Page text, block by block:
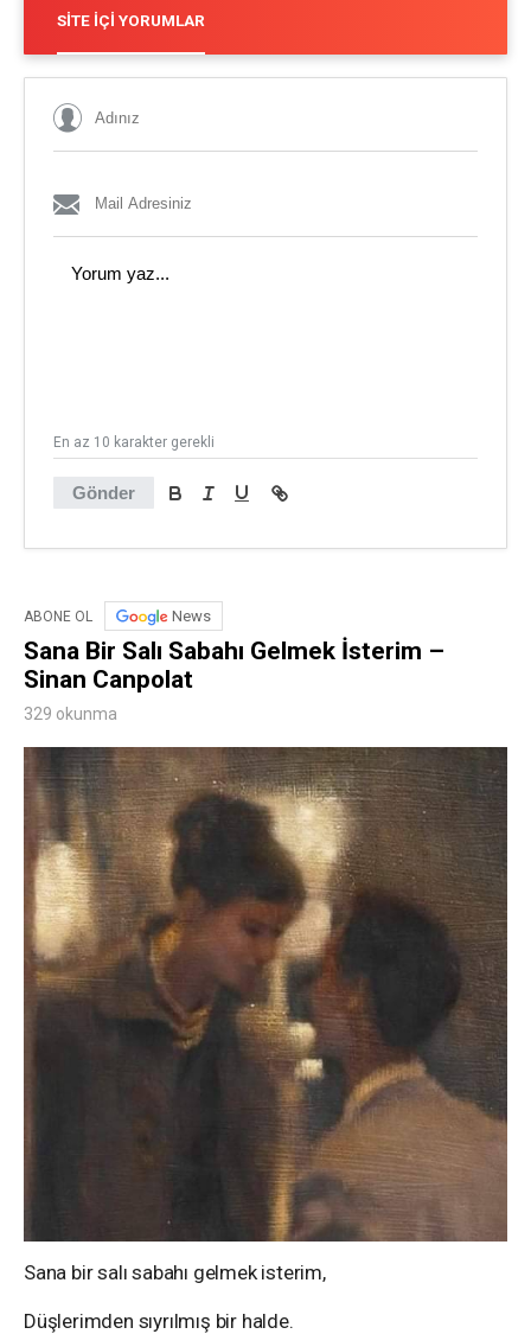
SITE İÇI YORUMLAR
Gönder
En az 10 karakter gerekli
ABONE OL News
Sana Bir Salı Sabahı Gelmek İsterim –
Sinan Canpolat
329 okunma
Sana bir salı sabahı gelmek isterim,
Düşlerimden sıyrılmış bir halde.